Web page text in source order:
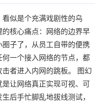
似是个充满戏剧性的乌
核心痛点：网络的边界早
子了，从员工自带的便携
一个接入网络的节点，都
者进入内网的跳板。 图幻
让网络真正实现可视、可
后手忙脚乱地拔线测试，